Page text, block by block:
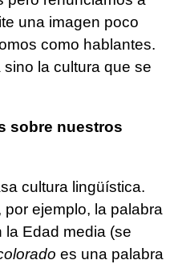
una imagen poco
como hablantes.
la cultura que se
sobre nuestros
cultura lingüística.
ejemplo, la palabra
Edad media (se
es una palabra